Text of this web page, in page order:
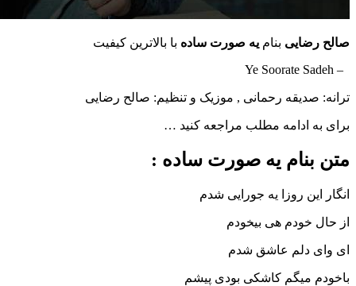
بنامیه صورت سادهبا بالاترین کیفیت
رحمانی , موزیک و تنظیم: صالح رضایی
ادامه مطلب مراجعه کنید …
یه صورت ساده :
روزا یه جورایی شدم
هی بیخودم
عاشق شدم
کاشکی بودی پیشم